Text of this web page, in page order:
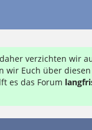
verzichten wir
wir Euch über diesen
es das Forum